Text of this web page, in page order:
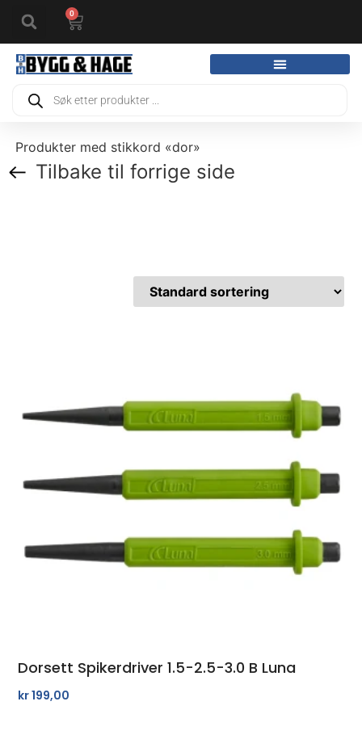
0
Produkter med stikkord «dor»
Tilbake til forrige side
Dorsett Spikerdriver 1.5-2.5-3.0 B Luna
kr199,00